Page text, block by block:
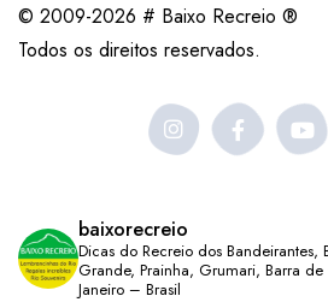
© 2009-2026 # Baixo Recreio ®
Todos os direitos reservados.
baixorecreio
Dicas do Recreio dos
Grande, Prainha, Grumari, Barra
Janeiro – Brasil